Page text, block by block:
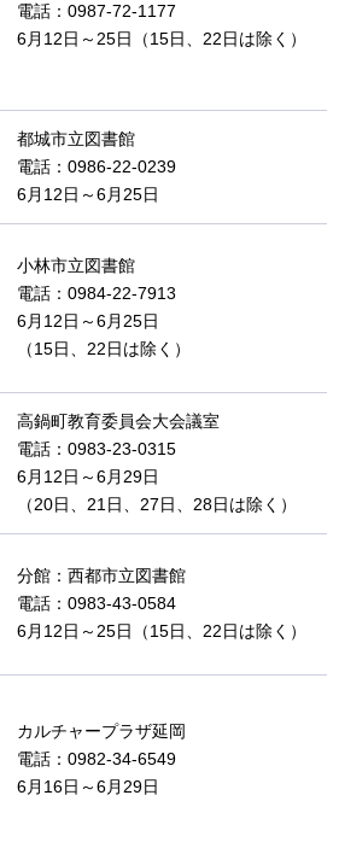
電話：0987-72-1177
6月12日～25日（15日、22日は除く）
都城市立図書館
電話：0986-22-0239
6月12日～6月25日
小林市立図書館
電話：0984-22-7913
6月12日～6月25日
（15日、22日は除く）
高鍋町教育委員会大会議室
電話：0983-23-0315
6月12日～6月29日
（20日、21日、27日、28日は除く）
分館：西都市立図書館
電話：0983-43-0584
6月12日～25日（15日、22日は除く）
カルチャープラザ延岡
電話：0982-34-6549
6月16日～6月29日